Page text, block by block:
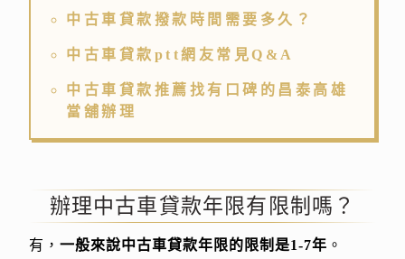
中古車貸款撥款時間需要多久？
中古車貸款ptt網友常見Q&A
中古車貸款推薦找有口碑的昌泰高雄
當舖辦理
辦理中古車貸款年限有限制嗎？
有，一般來說中古車貸款年限的限制是1-7年 。